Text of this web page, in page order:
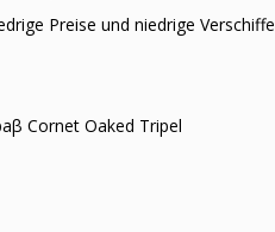
Preise und niedrige
Cornet Oaked Tripel